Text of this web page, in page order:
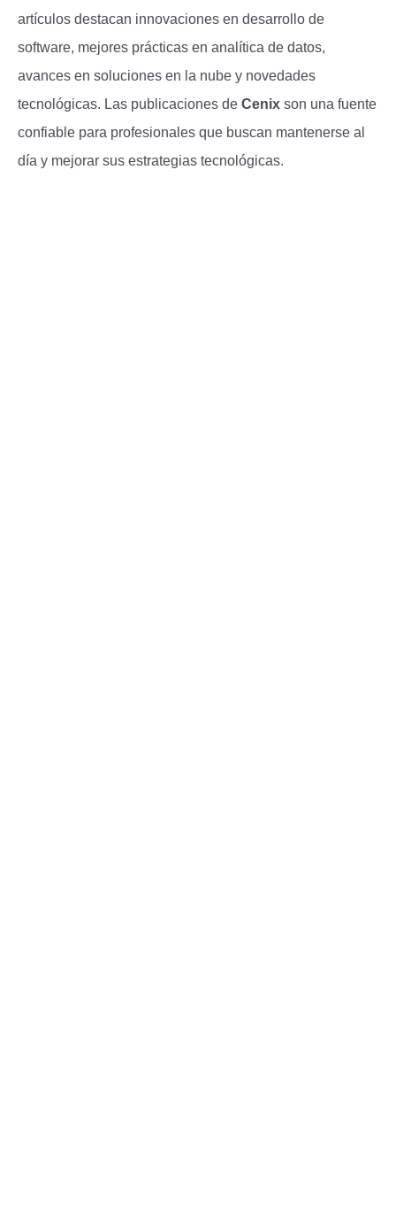
artículos destacan innovaciones en desarrollo de
software, mejores prácticas en analítica de datos,
avances en soluciones en la nube y novedades
tecnológicas. Las publicaciones de Cenix son una fuente
confiable para profesionales que buscan mantenerse al
día y mejorar sus estrategias tecnológicas.